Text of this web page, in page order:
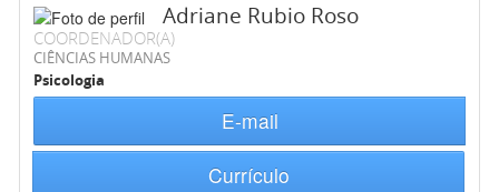
Adriane Rubio Roso
COORDENADOR(A)
CIÊNCIAS HUMANAS
Psicologia
E-mail
Currículo